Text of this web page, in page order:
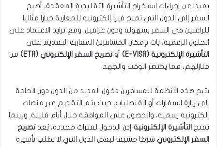
بعيدا عن إجراءات استخراج التأشيرة التقليدية المعقدة، أصبح
السفر إلى الدول التي تمنح فيزا إلكترونية للمغاربة خيارا مثاليا
للراغبين في السفر بسهولة ودون عراقيل. ومع تزايد الاعتماد على
الحلول الرقمية، بات بإمكان المسافرين المغاربة التقديم على
التأشيرة الإلكترونية (E-VISA)
أوتصريح السفر الإلكتروني (ETA)
من
منازلهم، مما يختصر الوقت والجهد.
تتيح هذه الأنظمة للمسافرين دخول العديد من الدول دون الحاجة
إلى زيارة السفارات أو القنصليات، حيث يتم التقديم عبر منصات
إلكترونية رسمية، والحصول على الموافقة خلال أيام قليلة. وبينما
تمنح التأشيرة الإلكترونية إذن الدخول لفترات محددة، يُعدتصريح
السفر الإلكتروني شرطا مسبقا لبعض الدول التي لا تطلب تأشيرة